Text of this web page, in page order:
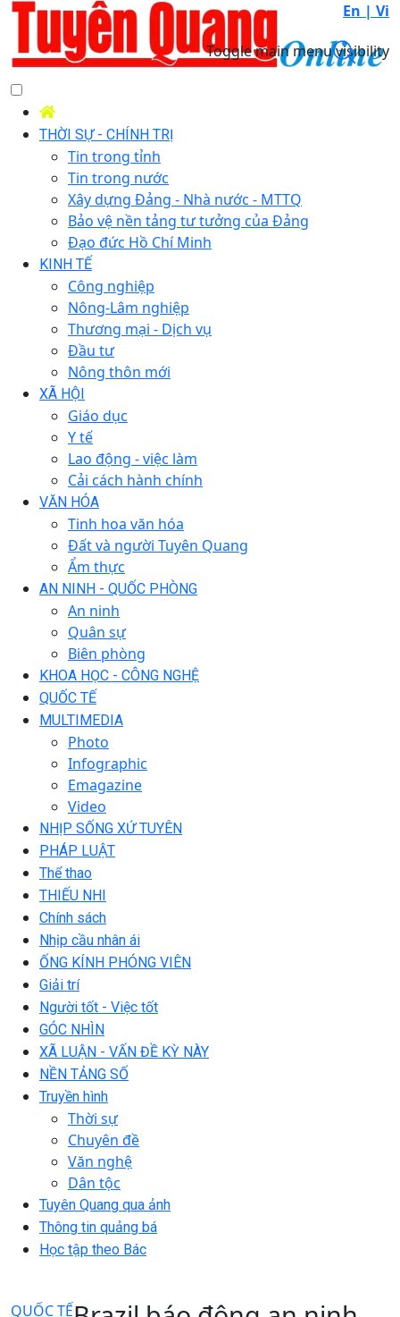
En | Vi
Toggle main menu visibility
THỜI SỰ - CHÍNH TRỊ
Tin trong tỉnh
Tin trong nước
Xây dựng Đảng - Nhà nước - MTTQ
Bảo vệ nền tảng tư tưởng của Đảng
Đạo đức Hồ Chí Minh
KINH TẾ
Công nghiệp
Nông-Lâm nghiệp
Thương mại - Dịch vụ
Đầu tư
Nông thôn mới
XÃ HỘI
Giáo dục
Y tế
Lao động - việc làm
Cải cách hành chính
VĂN HÓA
Tinh hoa văn hóa
Đất và người Tuyên Quang
Ẩm thực
AN NINH - QUỐC PHÒNG
An ninh
Quân sự
Biên phòng
KHOA HỌC - CÔNG NGHỆ
QUỐC TẾ
MULTIMEDIA
Photo
Infographic
Emagazine
Video
NHỊP SỐNG XỨ TUYÊN
PHÁP LUẬT
Thể thao
THIẾU NHI
Chính sách
Nhịp cầu nhân ái
ỐNG KÍNH PHÓNG VIÊN
Giải trí
Người tốt - Việc tốt
GÓC NHÌN
XÃ LUẬN - VẤN ĐỀ KỲ NÀY
NỀN TẢNG SỐ
Truyền hình
Thời sự
Chuyên đề
Văn nghệ
Dân tộc
Tuyên Quang qua ảnh
Thông tin quảng bá
Học tập theo Bác
QUỐC TẾ